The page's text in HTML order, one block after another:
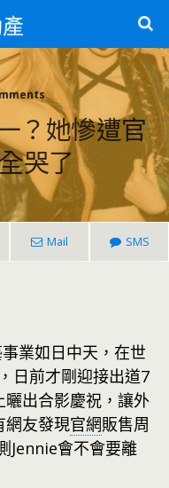
一？她慘遭官
哭了
Mail SMS
業如日中天，在世
日前才剛迎接出道7
出合影慶祝，讓外
網友發現官網販售周
Jennie會不會要離